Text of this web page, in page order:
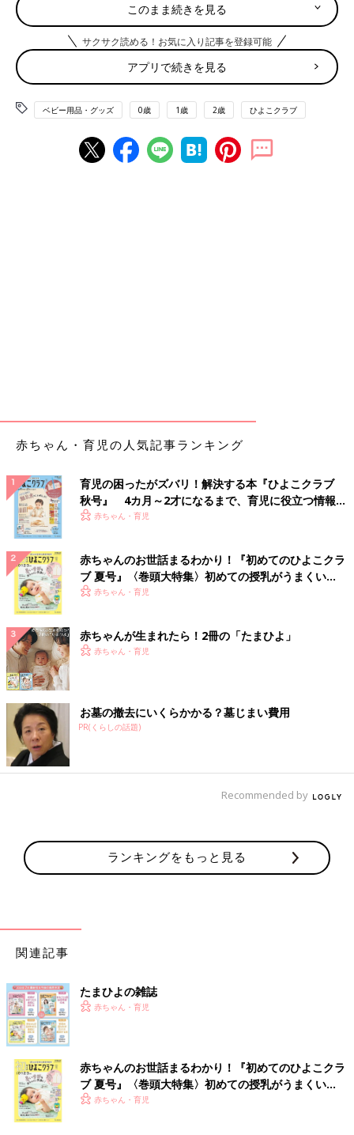
赤ちゃんとのお出かけと言えばベビーカーを使うことが多いと思
います。肌寒かったり、冷房が効いている施設などでは、赤ちゃ
んにブランケットをかけてあげると安心。サイズも大きずぎず、
持ち運びしやすいサイズなのでとても便利です。（サイズ：
60cm×50cm）
■お風呂上がりや水遊びの後にサッと拭ける
クラフトホリックとコラボしたこのマルチケットはひよこクラブ
オリジナルデザイン。人気キャラクターと海の仲間たちが楽しそ
うに泳ぐ姿にママも思わずにっこりしちゃいます。
な印象に。さらにラベンダーをアクセントにしたおしゃれなデザ
■関連：【月齢別】０歳児ベビーの４月の様子＆お世話ポイント
このまま続きを見る
サクサク読める！お気に入り記事を登録可能
アプリで続きを見る
ベビー用品・グッズ 0歳 1歳 2歳 ひよこクラブ
赤ちゃん・育児の人気記事ランキング
育児の困ったがズバリ！解決する本『ひよこクラブ
秋号』 4カ月～2才になるまで、育児に役立つ情報が
いっぱい！
赤ちゃん・育児
赤ちゃんのお世話まるわかり！『初めてのひよこクラ
ブ 夏号』〈巻頭大特集〉初めての授乳がうまくい
く！ おっぱい・ミルクの基本と夏のトラブル 解決テ
赤ちゃん・育児
赤ちゃんが生まれたら！2冊の「たまひよ」
赤ちゃん・育児
お墓の撤去にいくらかかる？墓じまい費用
PR(くらしの話題)
Recommended by
ランキングをもっと見る
関連記事
たまひよの雑誌
赤ちゃん・育児
赤ちゃんのお世話まるわかり！『初めてのひよこクラ
ブ 夏号』〈巻頭大特集〉初めての授乳がうまくい
く！ おっぱい・ミルクの基本と夏のトラブル 解決テ
赤ちゃん・育児